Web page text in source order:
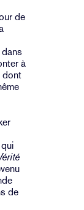
de
à
dont
de